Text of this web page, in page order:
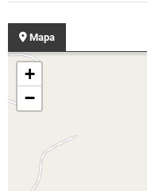
Mapa
+
−